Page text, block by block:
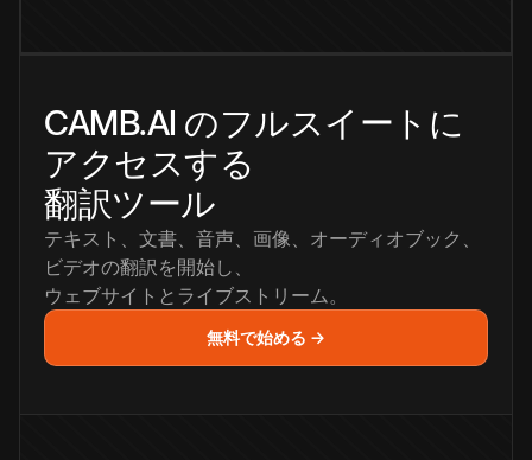
CAMB.AI のフルスイートに
アクセスする
翻訳ツール
テキスト、文書、音声、画像、オーディオブック、
ビデオの翻訳を開始し、
ウェブサイトとライブストリーム。
無料で始める →